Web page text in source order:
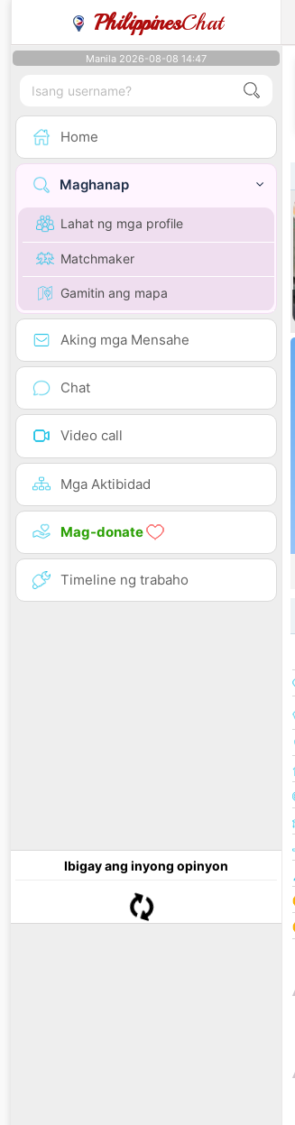
PhilippinesChat
Manila 2026-08-08 14:47
Home
Maghanap
Lahat ng mga profile
Matchmaker
Gamitin ang mapa
Aking mga Mensahe
Chat
Video call
Mga Aktibidad
Mag-donate
Timeline ng trabaho
Ibigay ang inyong opinyon